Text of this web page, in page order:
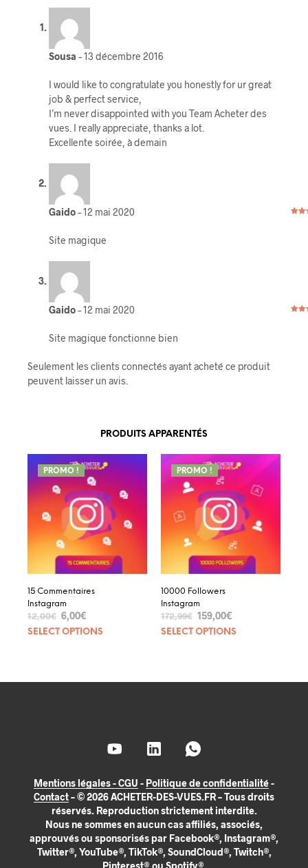
Sousa –13 décembre 2016
I would like to congratulate you honestly for ur great
job & perfect service,
I’m never disappointed with you Team Acheter des
vues. I really appreciate, thanks a lot.
Excellente soirée, à demain
Gaido–12 mai 2020
Site magique
Gaido–12 mai 2020
Site magique fonctionne bien
Seulement les clients connectés ayant acheté ce produit
peuvent laisser un avis.
PRODUITS APPARENTÉS
PROMO !
15 Commentaires
Instagram
12,00€ 6,00€
SELECT OPTIONS
PROMO !
10000 Followers
Instagram
172,99€ 159,00€
SELECT OPTIONS
Mentions légales - CGU - Politique de confidentialité-
Contact– © 2026 ACHETER-DES-VUES.FR – Tous droits
réservés. Reproduction strictement interdite.
Nous ne sommes en aucun cas affiliés, associés,
approuvés ou sponsorisés par Facebook®, Instagram®,
Twitter®, YouTube®, TikTok®, SoundCloud®, Twitch®,